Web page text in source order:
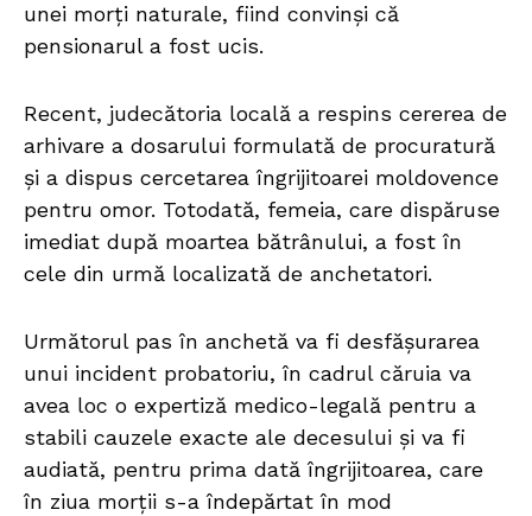
unei morți naturale, fiind convinși că
pensionarul a fost ucis.
Recent, judecătoria locală a respins cererea de
arhivare a dosarului formulată de procuratură
și a dispus cercetarea îngrijitoarei moldovence
pentru omor. Totodată, femeia, care dispăruse
imediat după moartea bătrânului, a fost în
cele din urmă localizată de anchetatori.
Următorul pas în anchetă va fi desfășurarea
unui incident probatoriu, în cadrul căruia va
avea loc o expertiză medico-legală pentru a
stabili cauzele exacte ale decesului și va fi
audiată, pentru prima dată îngrijitoarea, care
în ziua morții s-a îndepărtat în mod